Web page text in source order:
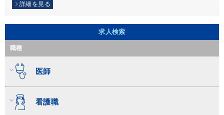
詳細を見る
求人検索
職種
医師
看護職